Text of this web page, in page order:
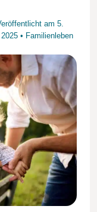
am 5.
• Familienleben